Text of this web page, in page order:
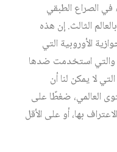
في الصراع الطبقي
الثالث. إن هذه
الأوروبية التي
والتي استخدمت ضدها
لا يمكن لنا أن
العالمي، ضغطًا على
بها، أو على الأقل